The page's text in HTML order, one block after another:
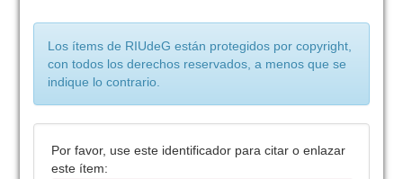
Los ítems de RIUdeG están protegidos por copyright,
con todos los derechos reservados, a menos que se
indique lo contrario.
Por favor, use este identificador para citar o enlazar
este ítem: